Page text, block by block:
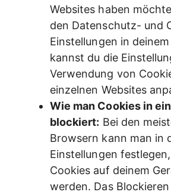
Websites haben
den Datenschutz- und
Einstellungen in
kannst du die
Verwendung von
einzelnen Websites
Wie man Cookies in
blockiert: Bei den
Browsern kann man in
Einstellungen
Cookies auf deinem
werden. Das